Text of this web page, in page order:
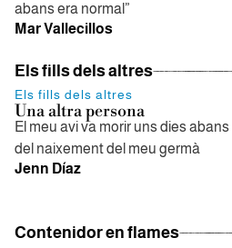
abans era normal”
Mar Vallecillos
Els fills dels altres
Els fills dels altres
Una altra persona
El meu avi va morir uns dies abans
del naixement del meu germà
Jenn Díaz
Contenidor en flames